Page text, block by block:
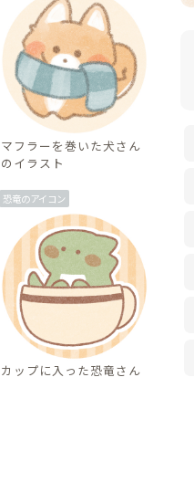
マフラーを巻いた犬さん
のイラスト
恐竜のアイコン
カップに入った恐竜さん